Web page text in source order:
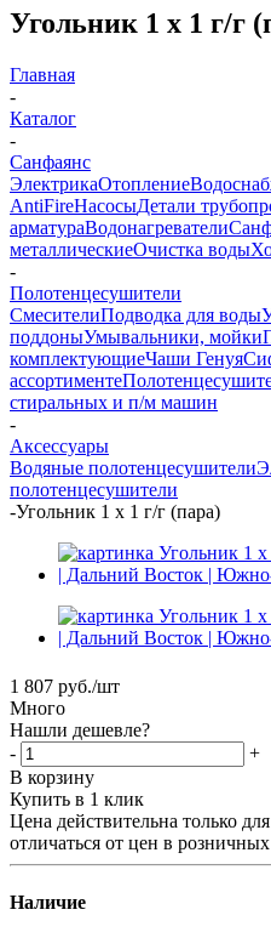
Угольник 1 х 1 г/г
Главная
-
Каталог
-
Санфаянс
ЭлектрикаОтопление
AntiFireНасосыДетали
арматураВодонагреватели
металлическиеОчистка воды
-
Полотенцесушители
СмесителиПодводка для воды
поддоныУмывальники, мойки
комплектующиеЧаши Генуя
ассортименте
стиральных и п/м машин
-
Аксессуары
Водяные полотенцесушители
полотенцесушители
-Угольник 1 х 1 г/г (пара)
1 807 руб./шт
Много
Нашли дешевле?
-
+
В корзину
Купить в 1 клик
Цена действительна только
отличаться от цен в
Наличие